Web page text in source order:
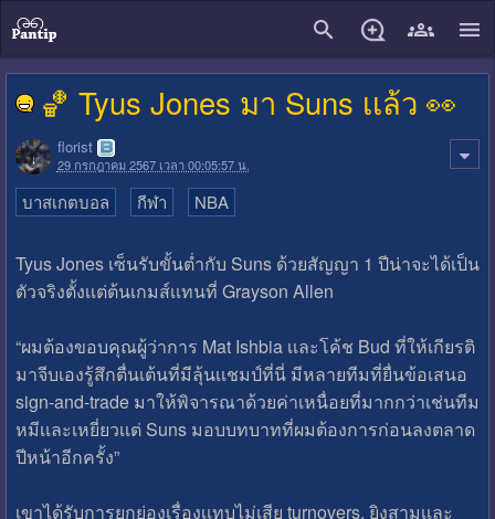
🏀 Tyus Jones มา Suns เเล้ว 👀
florist
29 กรกฎาคม 2567 เวลา 00:05:57 น.
บาสเกตบอล กีฬา NBA
Tyus Jones เซ็นรับขั้นตํ่ากับ Suns ด้วยสัญญา 1 ปีน่าจะได้เป็น
ตัวจริงตั้งเเต่ต้นเกมส์เเทนที่ Grayson Allen
“ผมต้องขอบคุณผู้ว่าการ Mat Ishbia เเละโค้ช Bud ที่ให้เกียรติ
มาจีบเองรู้สึกตื่นเต้นที่มีลุ้นเเชมป์ที่นี่ มีหลายทีมที่ยื่นข้อเสนอ
sign-and-trade มาให้พิจารณาด้วยค่าเหนื่อยที่มากกว่าเช่นทีม
หมีเเละเหยี่ยวเเต่ Suns มอบบทบาทที่ผมต้องการก่อนลงตลาด
ปีหน้าอีกครั้ง”
เขาได้รับการยกย่องเรื่องเเทบไม่เสีย turnovers, ยิงสามเเละ
close